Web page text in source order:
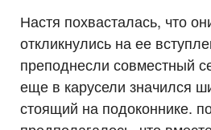
Настя похвасталась, что
откликнулись на ее
преподнесли совместный
еще в карусели значился
стоящий на подоконнике.